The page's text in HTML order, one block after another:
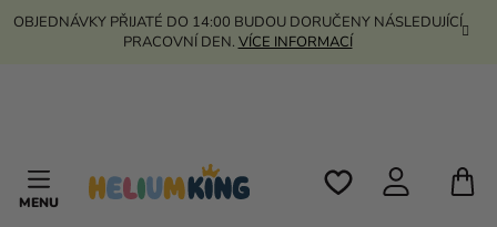
Přejít
OBJEDNÁVKY PŘIJATÉ DO 14:00 BUDOU DORUČENY NÁSLEDUJÍCÍ
PRACOVNÍ DEN. VÍCE INFORMACÍ